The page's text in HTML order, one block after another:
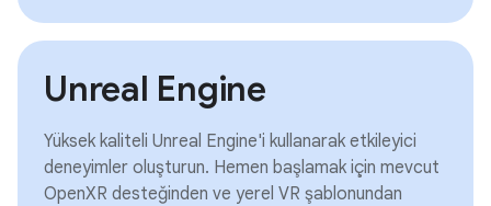
Unreal Engine
Yüksek kaliteli Unreal Engine'i kullanarak etkileyici
deneyimler oluşturun. Hemen başlamak için mevcut
OpenXR desteğinden ve yerel VR şablonundan